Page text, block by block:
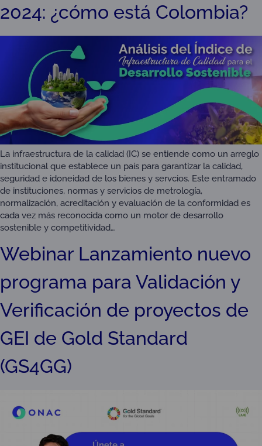
2024: ¿cómo está Colombia?
La infraestructura de la calidad (IC) se entiende como un arreglo
institucional que establece un país para garantizar la calidad,
seguridad e idoneidad de los bienes y servcios. Este entramado
de instituciones, normas y servicios de metrología,
normalización, acreditación y evaluación de la conformidad es
cada vez más reconocida como un motor de desarrollo
sostenible y competitividad…
Webinar Lanzamiento nuevo
programa para Validación y
Verificación de proyectos de
GEI de Gold Standard
(GS4GG)